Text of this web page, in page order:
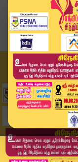
Home
உலகம்
சமூக வலைதளத்